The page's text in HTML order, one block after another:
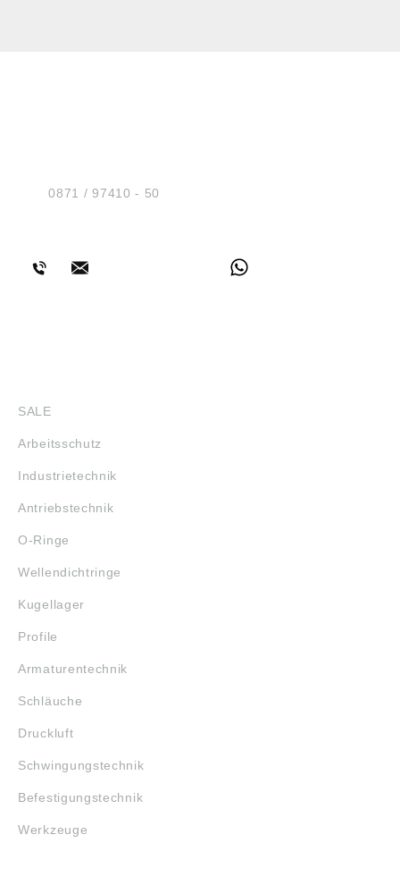
Tel.:0871 / 97410 - 50
SALE
Arbeitsschutz
Industrietechnik
Antriebstechnik
O-Ringe
Wellendichtringe
Kugellager
Profile
Armaturentechnik
Schläuche
Druckluft
Schwingungstechnik
Befestigungstechnik
Werkzeuge